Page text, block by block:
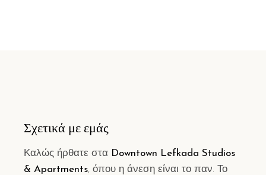
Σχετικά με εμάς
Καλώς ήρθατε στα Downtown Lefkada Studios
& Apartments, όπου η άνεση είναι το παν. Το